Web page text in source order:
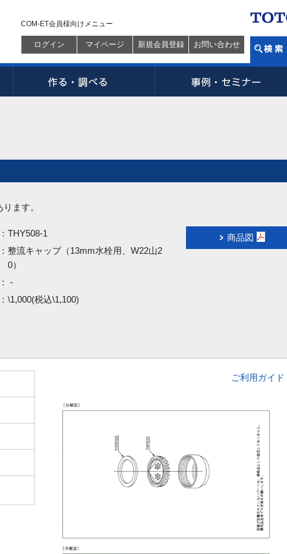
COM-ET会員様向けメニュー
ログイン マイページ 新規会員登録 お問い合わせ
ます。
：THY508-1
：整流キャップ（13mm水栓用、W22山2
0）
： -
：\1,000(税込\1,100)
商品図
ご利用ガイド